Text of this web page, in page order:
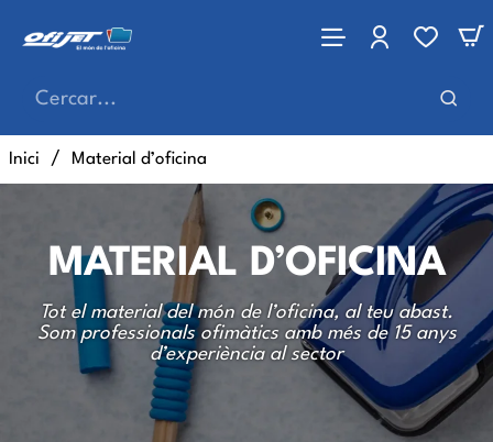
Inici homeMaterial d’oficina
MATERIAL D’OFICINA
Tot el material del món de l’oficina, al teu abast.
Som professionals ofimàtics amb més de 15 anys
d’experiència al sector